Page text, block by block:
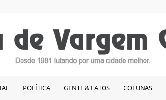
POLÍTICA GENTE & FATOS COLUNAS